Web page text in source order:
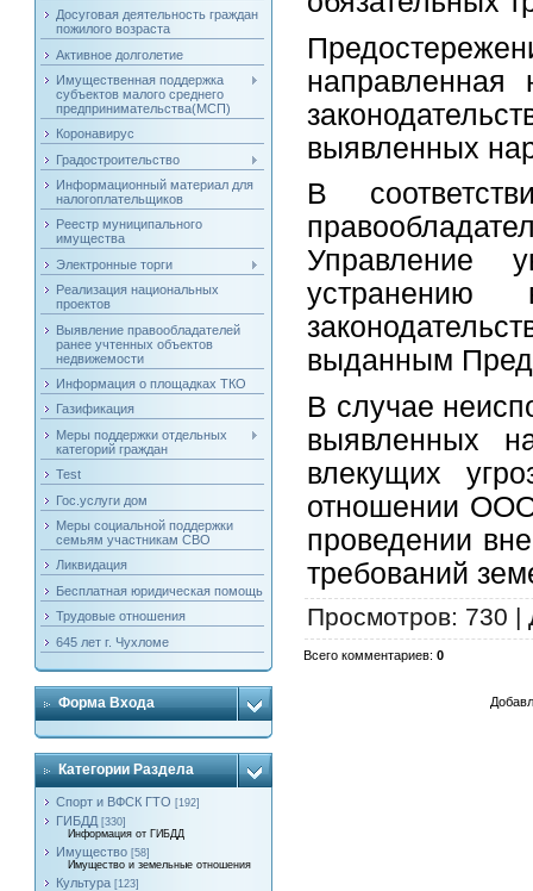
Досуговая деятельность граждан
пожилого возраста
Активное долголетие
Имущественная поддержка
субъектов малого среднего
предпринимательства(МСП)
Коронавирус
Градостроительство
Информационный материал для
налогоплательщиков
Реестр муниципального
имущества
Электронные торги
Реализация национальных
проектов
Выявление правообладателей
ранее учтенных объектов
недвижемости
Информация о площадках ТКО
Газификация
Меры поддержки отдельных
категорий граждан
Test
Гос.услуги дом
Меры социальной поддержки
семьям участникам СВО
Ликвидация
Бесплатная юридическая помощь
Трудовые отношения
645 лет г. Чухломе
Форма Входа
Категории Раздела
Спорт и ВФСК ГТО [192]
ГИБДД [330]
Информация от ГИБДД
Имущество [58]
Имущество и земельные отношения
Культура [123]
направленная
выявленных
В
Управление
устранению
выданным
В случае
выявленных
влекущих
отношении
проведении
требований
Просмотров: 730 |
Всего комментариев:0